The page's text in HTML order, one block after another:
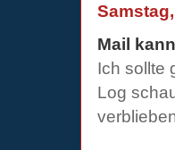
Mail
Ich sollte
Log